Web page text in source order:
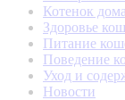
Котенок дома
Здоровье
Питание
Поведение
Уход и
Новости